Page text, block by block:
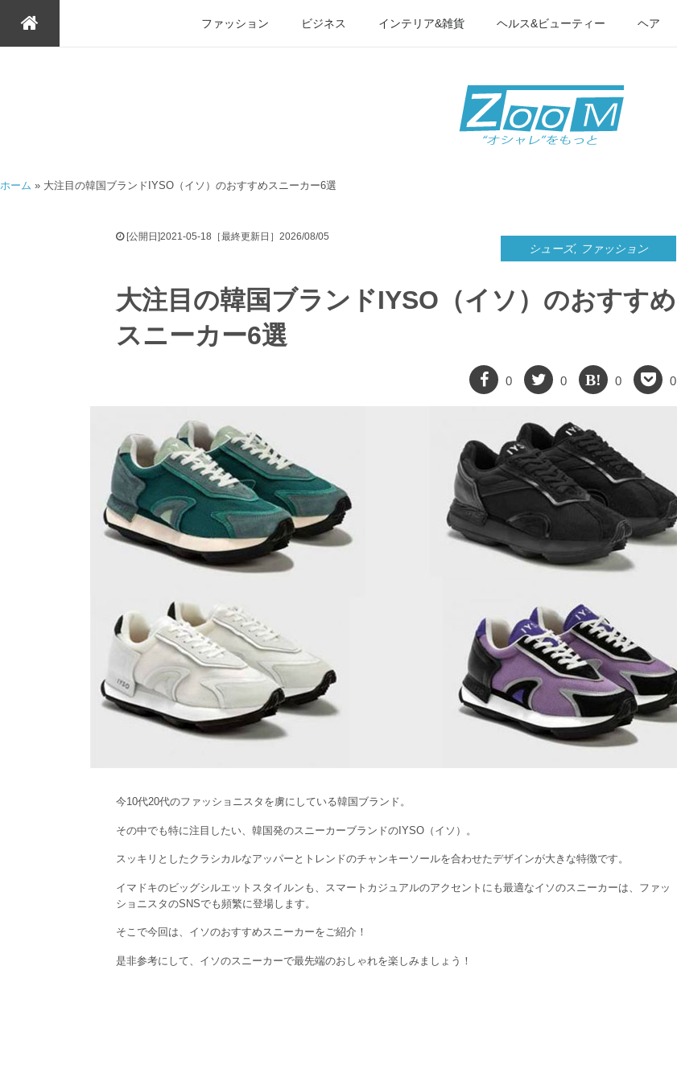
ファッション ビジネス インテリア&雑貨 ヘルス&ビューティー ヘア
ホーム » 大注目の韓国ブランドIYSO（イソ）のおすすめスニーカー6選
[公開日]2021-05-18［最終更新日］2026/08/05
シューズ, ファッション
大注目の韓国ブランドIYSO（イソ）のおすすめ
スニーカー6選
0 0 0 0
今10代20代のファッショニスタを虜にしている韓国ブランド。
その中でも特に注目したい、韓国発のスニーカーブランドのIYSO（イソ）。
スッキリとしたクラシカルなアッパーとトレンドのチャンキーソールを合わせたデザインが大きな特徴です。
イマドキのビッグシルエットスタイルンも、スマートカジュアルのアクセントにも最適なイソのスニーカーは、ファッ
ショニスタのSNSでも頻繁に登場します。
そこで今回は、イソのおすすめスニーカーをご紹介！
是非参考にして、イソのスニーカーで最先端のおしゃれを楽しみましょう！